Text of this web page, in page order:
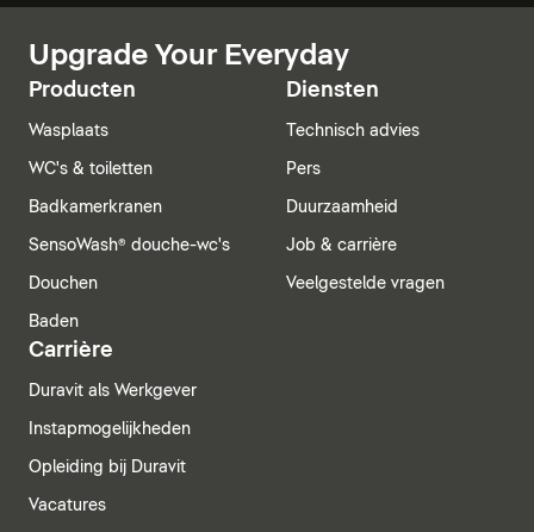
Upgrade Your Everyday
Producten
Wasplaats
WC's & toiletten
Badkamerkranen
SensoWash® douche-wc's
Douchen
Baden
Diensten
Technisch advies
Pers
Duurzaamheid
Job & carrière
Veelgestelde vragen
Carrière
Duravit als Werkgever
Instapmogelijkheden
Opleiding bij Duravit
Vacatures